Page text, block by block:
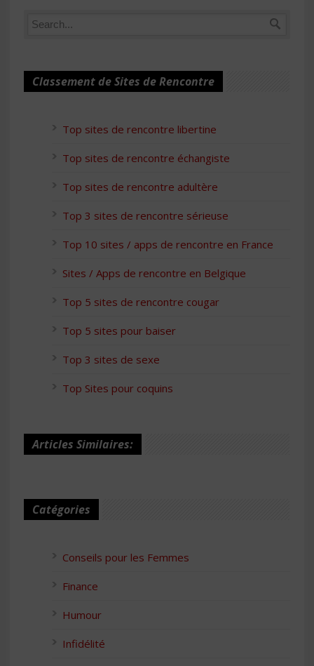
Classement de Sites de Rencontre
Top sites de rencontre libertine
Top sites de rencontre échangiste
Top sites de rencontre adultère
Top 3 sites de rencontre sérieuse
Top 10 sites / apps de rencontre en France
Sites / Apps de rencontre en Belgique
Top 5 sites de rencontre cougar
Top 5 sites pour baiser
Top 3 sites de sexe
Top Sites pour coquins
Articles Similaires:
Catégories
Conseils pour les Femmes
Finance
Humour
Infidélité